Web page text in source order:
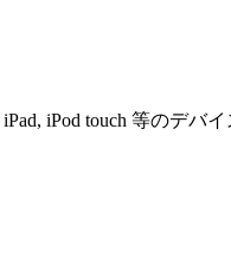
iPod touch 等のデバ